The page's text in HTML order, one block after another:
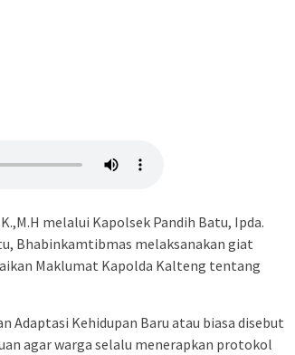
melalui Kapolsek Pandih Batu, Ipda.
Bhabinkamtibmas melaksanakan giat
Maklumat Kapolda Kalteng tentang
Adaptasi Kehidupan Baru atau biasa disebut
agar warga selalu menerapkan protokol